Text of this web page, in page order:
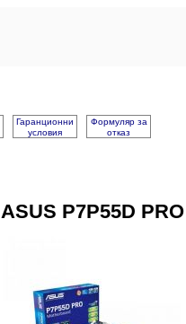
Гаранционни
условия
Формуляр за
отказ
ASUS P7P55D